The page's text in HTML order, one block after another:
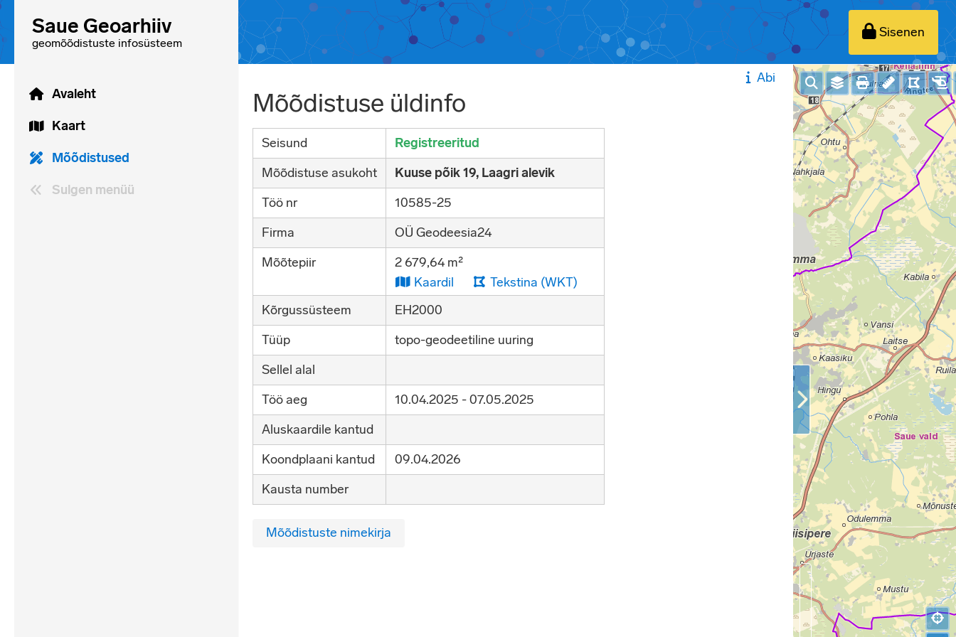
Saue Geoarhiiv
geomõõdistuste infosüsteem
Sisenen
Avaleht
Kaart
Mõõdistused
Sulgen menüü
Abi
Mõõdistuse üldinfo
Seisund
Registreeritud
Mõõdistuse asukoht
Kuuse põik 19, Laagri alevik
Töö nr
10585-25
Firma
OÜ Geodeesia24
Mõõtepiir
2 679,64 m²
Kaardil
Tekstina (WKT)
Kõrgussüsteem
EH2000
Tüüp
topo-geodeetiline uuring
Sellel alal
Töö aeg
10.04.2025 - 07.05.2025
Aluskaardile kantud
Koondplaani kantud
09.04.2026
Kausta number
Mõõdistuste nimekirja